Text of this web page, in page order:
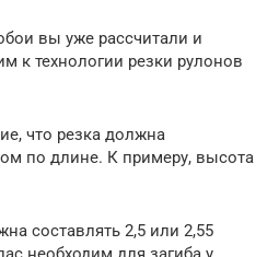
вы уже рассчитали и
к технологии резки рулонов
что резка должна
по длине. К примеру, высота
составлять 2,5 или 2,55